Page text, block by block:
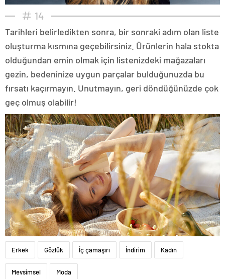
14
Tarihleri belirledikten sonra, bir sonraki adım olan liste
oluşturma kısmına geçebilirsiniz. Ürünlerin hala stokta
olduğundan emin olmak için listenizdeki mağazaları
gezin, bedeninize uygun parçalar bulduğunuzda bu
fırsatı kaçırmayın. Unutmayın, geri döndüğünüzde çok
geç olmuş olabilir!
Erkek Gözlük İç çamaşırı İndirim Kadın
Mevsimsel Moda